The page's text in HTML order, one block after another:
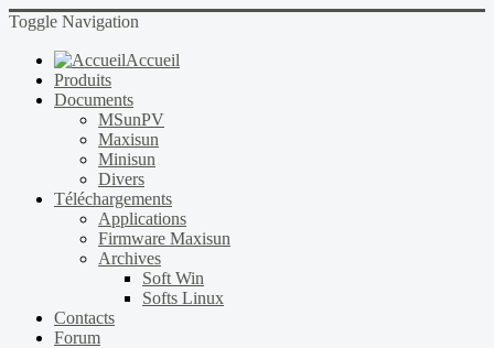
Toggle Navigation
Accueil
Produits
Documents
MSunPV
Maxisun
Minisun
Divers
Téléchargements
Applications
Firmware Maxisun
Archives
Soft Win
Softs Linux
Contacts
Forum